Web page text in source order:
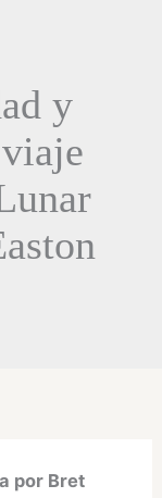
y
por Bret